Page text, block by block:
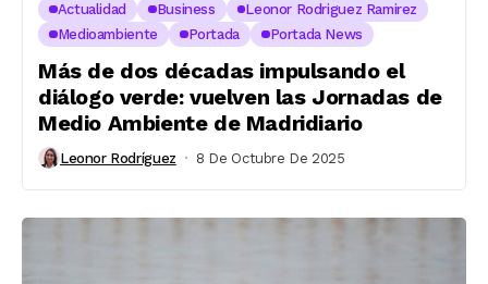
Actualidad Business
Leonor Rodriguez Ramirez
Medioambiente
Portada Portada News
Más de dos décadas impulsando el
diálogo verde: vuelven las Jornadas de
Medio Ambiente de Madridiario
Leonor Rodríguez 8 De Octubre De 2025